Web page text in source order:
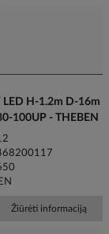
H-1.2m D-16m
100UP - THEBEN
Žiūrėti informaciją